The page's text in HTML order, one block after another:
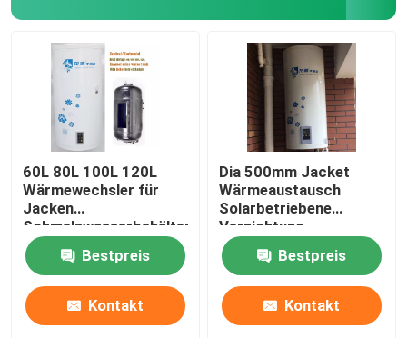
60L 80L 100L 120L
Wärmewechsler für
Jacken
Schmelzwasserbehälter
Solarwasserbereiter
vertikale Anlage
Bestpreis
Kontakt
Dia 500mm Jacket
Wärmeaustausch
Solarbetriebene
Vernichtung
Warmwasserzylinder
vertikaler
Solarbetriebener
Wassertank
Bestpreis
Kontakt